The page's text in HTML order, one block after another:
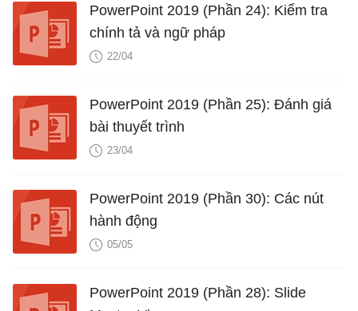
PowerPoint 2019 (Phần 24): Kiểm tra
chính tả và ngữ pháp
22/04
PowerPoint 2019 (Phần 25): Đánh giá
bài thuyết trình
23/04
PowerPoint 2019 (Phần 30): Các nút
hành động
05/05
PowerPoint 2019 (Phần 28): Slide